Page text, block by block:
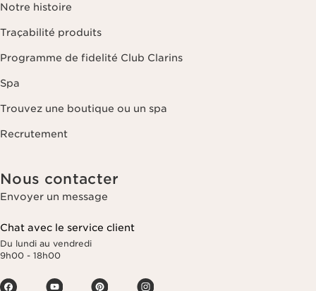
Notre histoire
Traçabilité produits
Programme de fidelité Club Clarins
Spa
Trouvez une boutique ou un spa
Recrutement
Nous contacter
Envoyer un message
Chat avec le service client
Du lundi au vendredi
9h00 - 18h00